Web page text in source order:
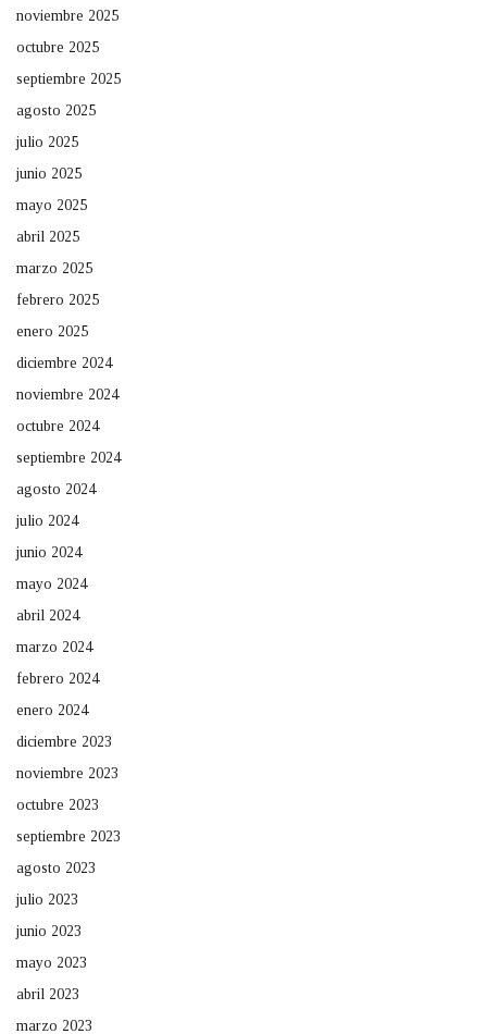
noviembre 2025
octubre 2025
septiembre 2025
agosto 2025
julio 2025
junio 2025
mayo 2025
abril 2025
marzo 2025
febrero 2025
enero 2025
diciembre 2024
noviembre 2024
octubre 2024
septiembre 2024
agosto 2024
julio 2024
junio 2024
mayo 2024
abril 2024
marzo 2024
febrero 2024
enero 2024
diciembre 2023
noviembre 2023
octubre 2023
septiembre 2023
agosto 2023
julio 2023
junio 2023
mayo 2023
abril 2023
marzo 2023